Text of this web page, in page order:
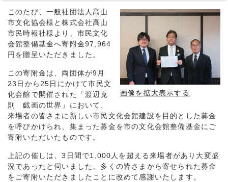
画像を拡大表示する
このたび、一般社団法人高山
市文化協会様と株式会社高山
市民時報社様より、市民文化
会館整備基金へ寄附金97,964
円を贈呈いただきました。
この寄附金は、両団体が9月
23日から25日にかけて市民文
化会館で開催された「渡辺克
則 戯画の世界」において、
来場者の皆さまに新しい市民文化会館建設を目的とした募金
を呼びかけられ、集まった募金を市の文化会館整備基金にご
寄附いただいたものです。
上記の催しは、3日間で1,000人を超える来場者があり大変盛
況であったと伺いました。多くの皆さまから寄せられた募金
をご寄附いただきましたことに改めて感謝いたします。